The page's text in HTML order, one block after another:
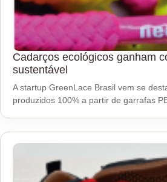
Cadarços ecológicos ganham
sustentável
A startup GreenLace Brasil vem se
produzidos 100% a partir de garrafas